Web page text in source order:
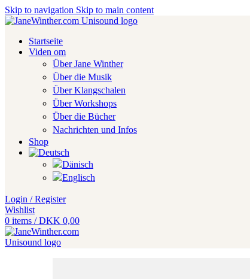
Skip to navigation Skip to main content
Startseite
Viden om
Über Jane Winther
Über die Musik
Über Klangschalen
Über Workshops
Über die Bücher
Nachrichten und Infos
Shop
Login / Register
Wishlist
0 items / DKK 0,00